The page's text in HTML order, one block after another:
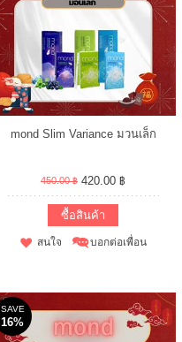
mond Slim Variance มวนเล็ก
450.00 ฿ 420.00 ฿
ซื้อสินค้า
สนใจ บอกต่อเพื่อน
SAVE
16%